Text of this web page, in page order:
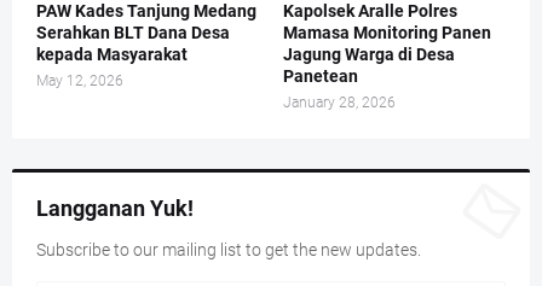
PAW Kades Tanjung Medang
Serahkan BLT Dana Desa
kepada Masyarakat
May 12, 2026
Kapolsek Aralle Polres
Mamasa Monitoring Panen
Jagung Warga di Desa
Panetean
January 28, 2026
Langganan Yuk!
Subscribe to our mailing list to get the new updates.